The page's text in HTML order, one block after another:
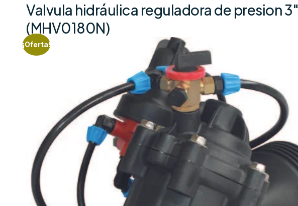
Valvula hidráulica reguladora de presion 3″
(MHV0180N)
¡Oferta!